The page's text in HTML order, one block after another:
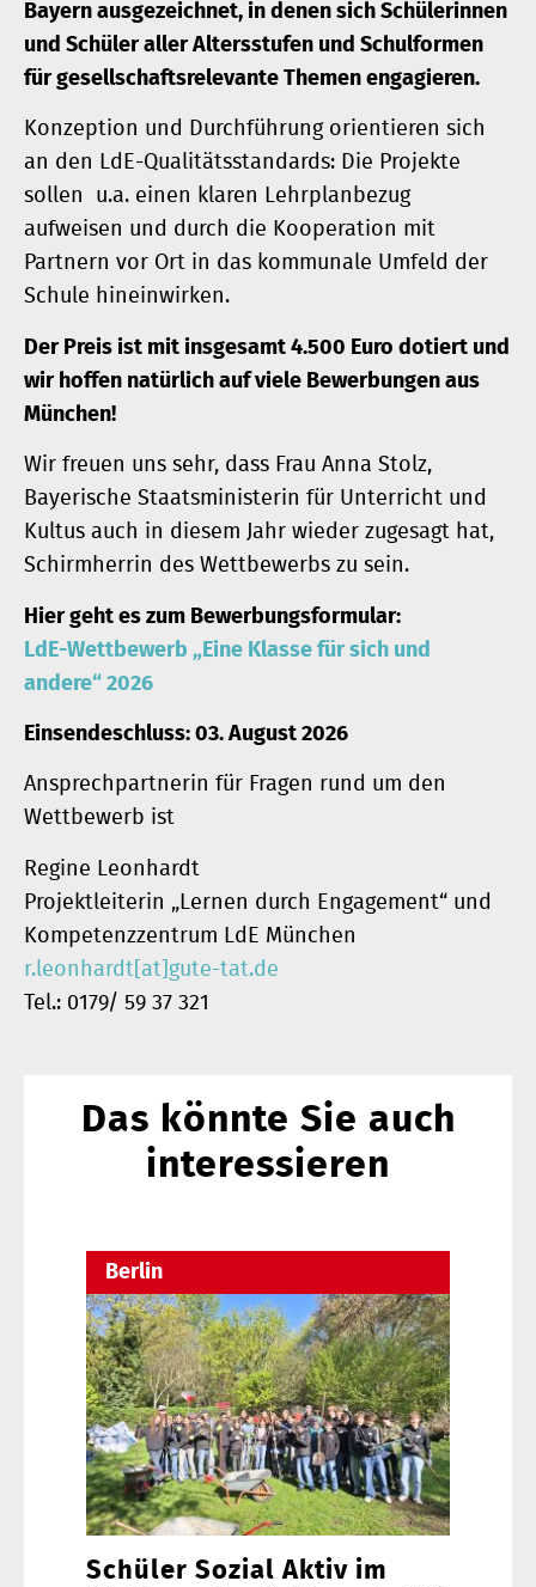
Bayern ausgezeichnet, in denen sich Schülerinnen
und Schüler aller Altersstufen und Schulformen
für gesellschaftsrelevante Themen engagieren.
Konzeption und Durchführung orientieren sich
an den LdE-Qualitätsstandards: Die Projekte
sollen u.a. einen klaren Lehrplanbezug
aufweisen und durch die Kooperation mit
Partnern vor Ort in das kommunale Umfeld der
Schule hineinwirken.
Der Preis ist mit insgesamt 4.500 Euro dotiert und
wir hoffen natürlich auf viele Bewerbungen aus
München!
Wir freuen uns sehr, dass Frau Anna Stolz,
Bayerische Staatsministerin für Unterricht und
Kultus auch in diesem Jahr wieder zugesagt hat,
Schirmherrin des Wettbewerbs zu sein.
Hier geht es zum Bewerbungsformular:
LdE-Wettbewerb „Eine Klasse für sich und
andere“ 2026
Einsendeschluss: 03. August 2026
Ansprechpartnerin für Fragen rund um den
Wettbewerb ist
Regine Leonhardt
Projektleiterin „Lernen durch Engagement“ und
Kompetenzzentrum LdE München
r.leonhardt[at]gute-tat.de
Tel.: 0179/ 59 37 321
Das könnte Sie auch
interessieren
Berlin
Schüler Sozial Aktiv im